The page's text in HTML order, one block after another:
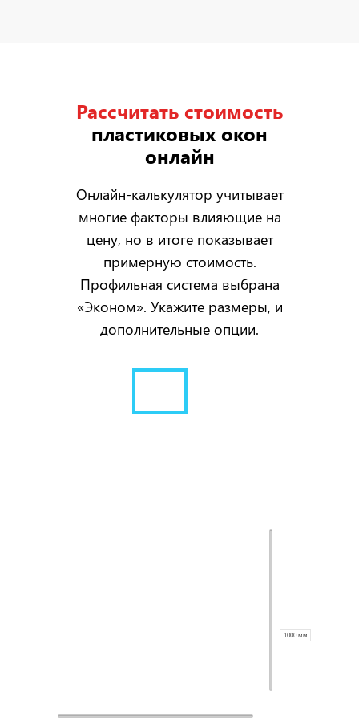
Рассчитать стоимость
пластиковых окон
онлайн
Онлайн-калькулятор учитывает
многие факторы влияющие на
цену, но в итоге показывает
примерную стоимость.
Профильная система выбрана
«Эконом». Укажите размеры, и
дополнительные опции.